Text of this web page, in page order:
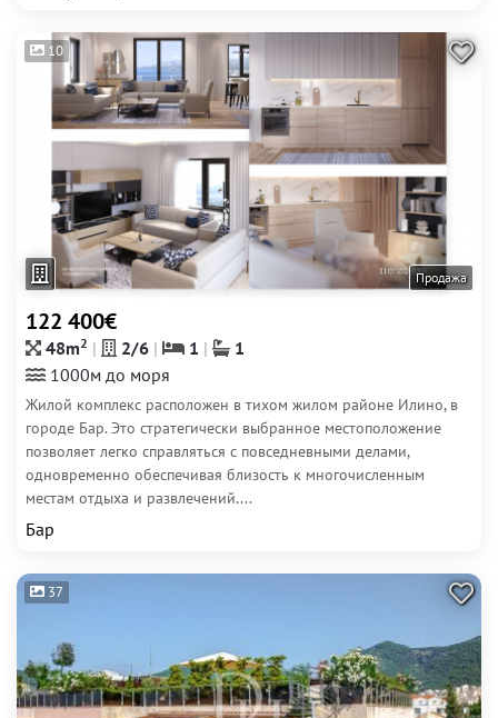
10
Продажа
122 400€
48m2 2/6 1
1
1000м до моря
Жилой комплекс расположен в тихом жилом районе Илино, в
городе Бар. Это стратегически выбранное местоположение
позволяет легко справляться с повседневными делами,
одновременно обеспечивая близость к многочисленным
местам отдыха и развлечений....
Бар
37